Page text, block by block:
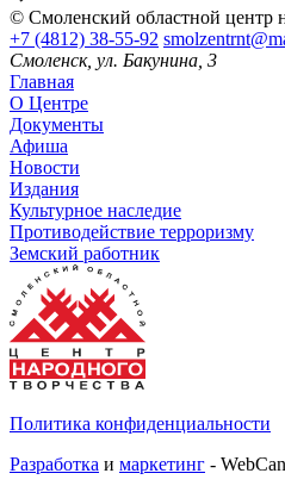
© Смоленский областной центр
+7 (4812) 38-55-92
Смоленск, ул. Бакунина, 3
Главная
О Центре
Документы
Афиша
Новости
Издания
Культурное наследие
Противодействие терроризму
Земский работник
Политика конфиденциальности
Разработка и маркетинг -